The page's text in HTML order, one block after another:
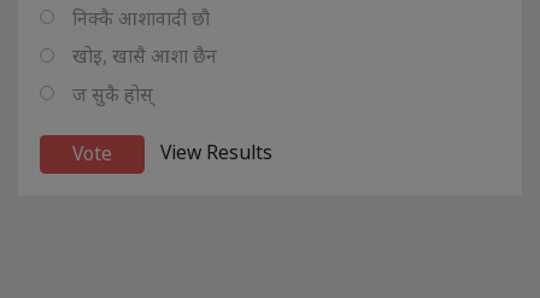
निक्कै आशावादी छौ
खोइ, खासै आशा छैन
ज सुकै होस्
View Results